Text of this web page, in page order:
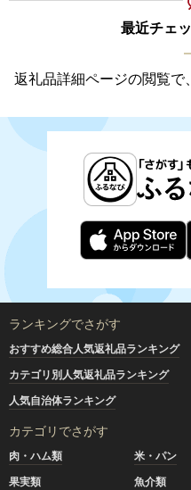
最近チェ
返礼品詳細ページの閲覧で
ランキングでさがす
おすすめ総合人気返礼品ランキング
カテゴリ別人気返礼品ランキング
人気自治体ランキング
カテゴリでさがす
肉・ハム類 米・パン
果実類
魚介類